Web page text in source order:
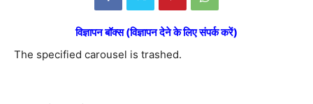
विज्ञापन बॉक्स (विज्ञापन देने के लिए संपर्क करें)
The specified carousel is trashed.